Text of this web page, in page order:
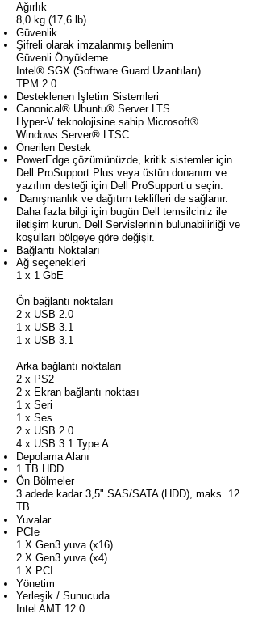
Ağırlık
8,0 kg (17,6 lb)
Güvenlik
Şifreli olarak imzalanmış bellenim
Güvenli Önyükleme
Intel® SGX (Software Guard Uzantıları)
TPM 2.0
Desteklenen İşletim Sistemleri
Canonical® Ubuntu® Server LTS
Hyper-V teknolojisine sahip Microsoft®
Windows Server® LTSC
Önerilen Destek
PowerEdge çözümünüzde, kritik sistemler için
Dell ProSupport Plus veya üstün donanım ve
yazılım desteği için Dell ProSupport’u seçin.
Danışmanlık ve dağıtım teklifleri de sağlanır.
Daha fazla bilgi için bugün Dell temsilciniz ile
iletişim kurun. Dell Servislerinin bulunabilirliği ve
koşulları bölgeye göre değişir.
Bağlantı Noktaları
Ağ seçenekleri
1 x 1 GbE
Ön bağlantı noktaları
2 x USB 2.0
1 x USB 3.1
1 x USB 3.1
Arka bağlantı noktaları
2 x PS2
2 x Ekran bağlantı noktası
1 x Seri
1 x Ses
2 x USB 2.0
4 x USB 3.1 Type A
Depolama Alanı
1 TB HDD
Ön Bölmeler
3 adede kadar 3,5" SAS/SATA (HDD), maks. 12
TB
Yuvalar
PCIe
1 X Gen3 yuva (x16)
2 X Gen3 yuva (x4)
1 X PCI
Yönetim
Yerleşik / Sunucuda
Intel AMT 12.0